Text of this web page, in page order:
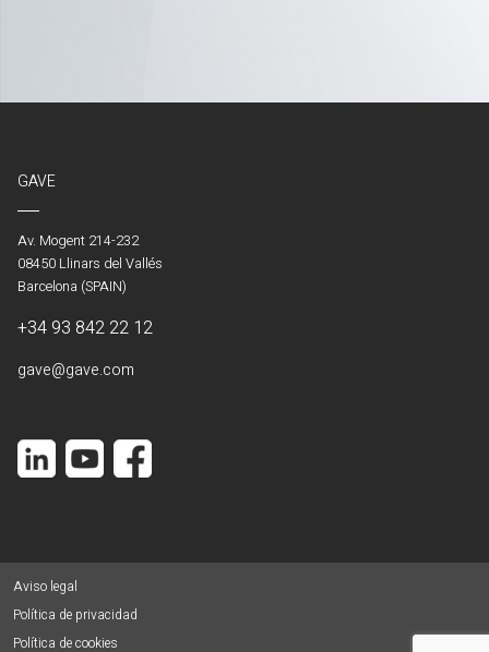
GAVE
Av. Mogent 214-232
08450 Llinars del Vallés
Barcelona (SPAIN)
+34 93 842 22 12
gave@gave.com
Aviso legal
Política de privacidad
Política de cookies